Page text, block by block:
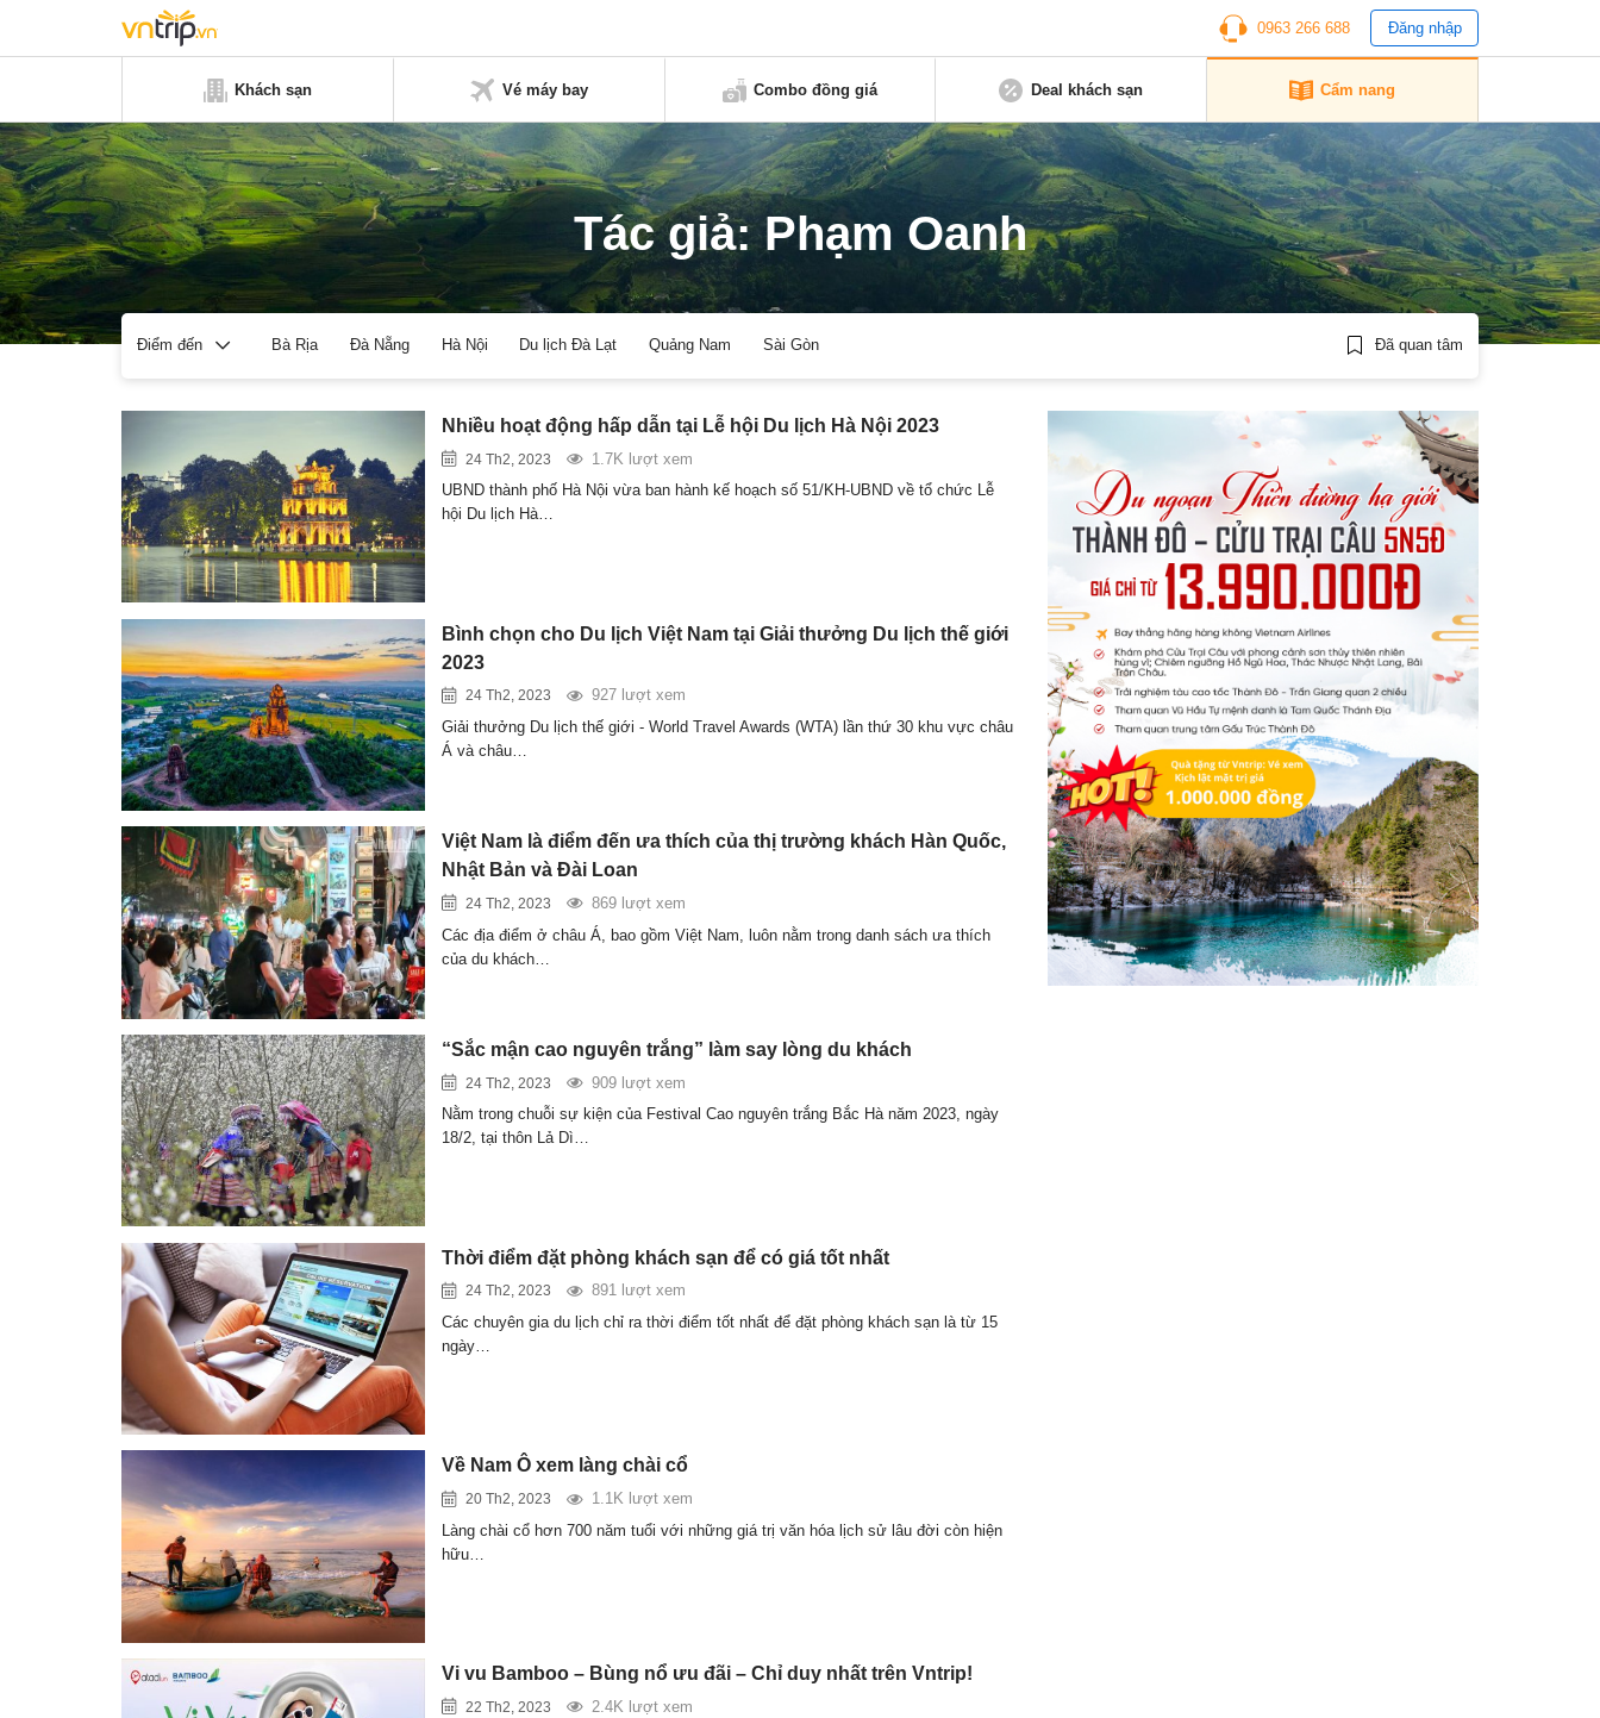
0963 266 688 Đăng nhập
Khách sạn Vé máy bay Combo đồng giá Deal khách sạn Cẩm nang
Tác giả: Phạm Oanh
Điểm đến Bà Rịa Đà Nẵng Hà Nội Du lịch Đà Lạt Quảng Nam Sài Gòn Đã quan tâm
Nhiều hoạt động hấp dẫn tại Lễ hội Du lịch Hà Nội 2023
24 Th2, 2023
1.7K lượt xem
UBND thành phố Hà Nội vừa ban hành kế hoạch số 51/KH-UBND về tổ chức Lễ
hội Du lịch Hà…
Bình chọn cho Du lịch Việt Nam tại Giải thưởng Du lịch thế giới
2023
24 Th2, 2023
927 lượt xem
Giải thưởng Du lịch thế giới - World Travel Awards (WTA) lần thứ 30 khu vực châu
Á và châu…
Việt Nam là điểm đến ưa thích của thị trường khách Hàn Quốc,
Nhật Bản và Đài Loan
24 Th2, 2023
869 lượt xem
Các địa điểm ở châu Á, bao gồm Việt Nam, luôn nằm trong danh sách ưa thích
của du khách…
“Sắc mận cao nguyên trắng” làm say lòng du khách
24 Th2, 2023
909 lượt xem
Nằm trong chuỗi sự kiện của Festival Cao nguyên trắng Bắc Hà năm 2023, ngày
18/2, tại thôn Lả Dì…
Thời điểm đặt phòng khách sạn để có giá tốt nhất
24 Th2, 2023
891 lượt xem
Các chuyên gia du lịch chỉ ra thời điểm tốt nhất để đặt phòng khách sạn là từ 15
ngày…
Về Nam Ô xem làng chài cổ
20 Th2, 2023
1.1K lượt xem
Làng chài cổ hơn 700 năm tuổi với những giá trị văn hóa lịch sử lâu đời còn hiện
hữu…
Vi vu Bamboo – Bùng nổ ưu đãi – Chỉ duy nhất trên Vntrip!
22 Th2, 2023
2.4K lượt xem